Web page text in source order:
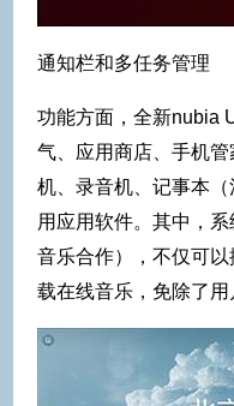
通知栏和多任务管理
功能方面，全新nubia
气、应用商店、手机
机、录音机、记事本
用应用软件。其中，
音乐合作），不仅可
载在线音乐，免除了用